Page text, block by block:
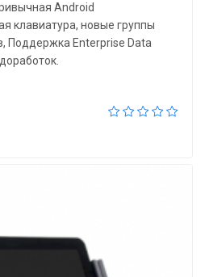
Android
клавиатура, новые группы
Поддержка Enterprise Data